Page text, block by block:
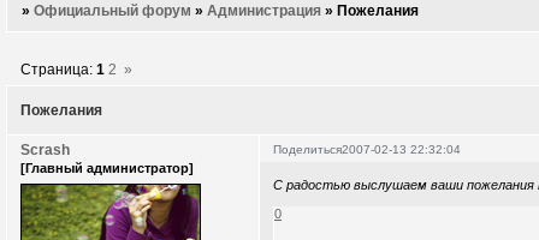
»Официальный форум »Администрация »Пожелания
Пожелания
Страница:1 2 »
Поделиться2007-02-13 22:32:04
Scrash
[Главный администратор]
С радостью выслушаем ваши пожелания
0